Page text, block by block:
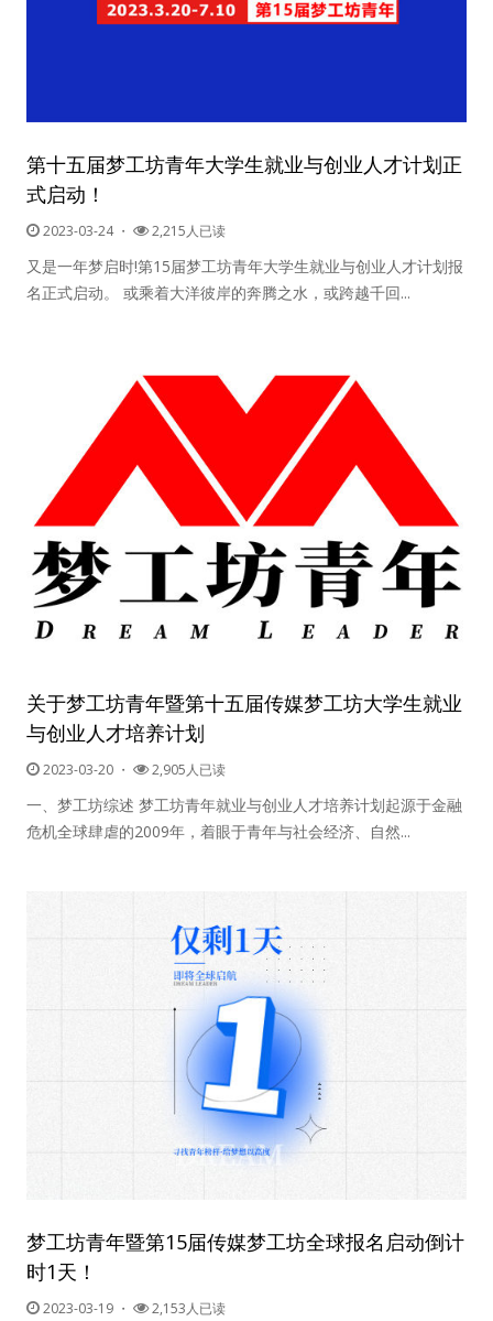
第十五届梦工坊青年大学生就业与创业人才计划正
式启动！
2023-03-24・ 2,215人已读
又是一年梦启时!第15届梦工坊青年大学生就业与创业人才计划报
名正式启动。 或乘着大洋彼岸的奔腾之水，或跨越千回...
关于梦工坊青年暨第十五届传媒梦工坊大学生就业
与创业人才培养计划
2023-03-20 ・ 2,905人已读
一、梦工坊综述 梦工坊青年就业与创业人才培养计划起源于金融
危机全球肆虐的2009年，着眼于青年与社会经济、自然...
梦工坊青年暨第15届传媒梦工坊全球报名启动倒计
时1天！
2023-03-19 ・ 2,153人已读